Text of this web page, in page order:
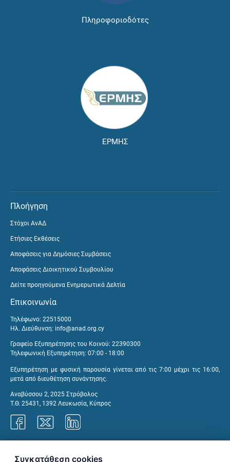
Πληροφοριοδότες
ΕΡΜΗΣ
Πλοήγηση
Στόχοι ΑνΑΔ
Ετήσιες Εκθέσεις
Αποφάσεις για Δημόσιες Συμβάσεις
Αποφάσεις Διοικητικού Συμβουλίου
Δείτε προηγούμενα Ενημερωτικά Δελτία
Επικοινωνία
Τηλέφωνο: 22515000
Ηλ. Διεύθυνση: info@anad.org.cy
Γραφείο Εξυπηρέτησης του Κοινού: 22390300
Τηλεφωνική Εξυπηρέτηση: 07:00 - 18:00
Εξυπηρέτηση με φυσική παρουσία γίνεται από τις 7:00 μέχρι τις 16:00,
μετά από διευθέτηση συνάντησης.
Αναβύσσου 2, 2025 Στρόβολος
Τ.Θ. 25431, 1392 Λευκωσία, Κύπρος
Συγκατάθεση cookies